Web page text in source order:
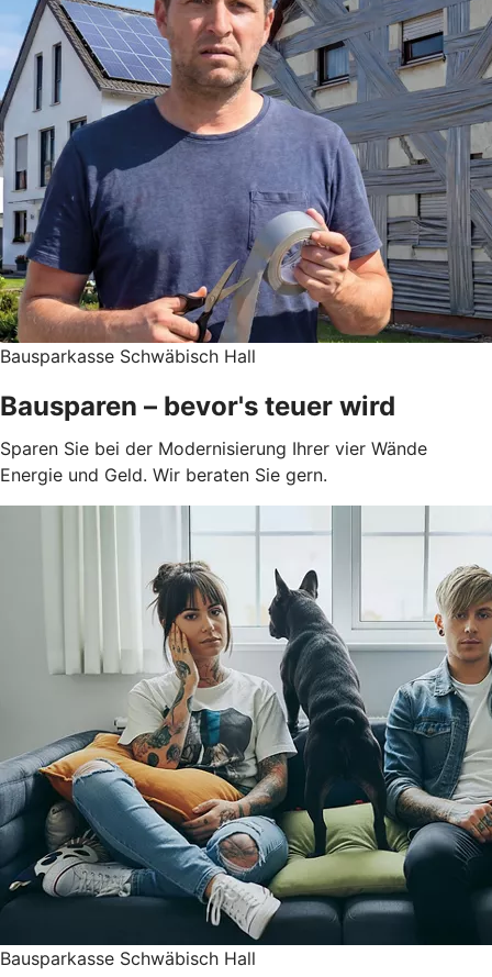
Bausparkasse Schwäbisch Hall
Bausparen – bevor's teuer wird
Sparen Sie bei der Modernisierung Ihrer vier Wände
Energie und Geld. Wir beraten Sie gern.
Bausparkasse Schwäbisch Hall